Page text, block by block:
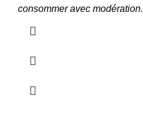
consommer avec modération.